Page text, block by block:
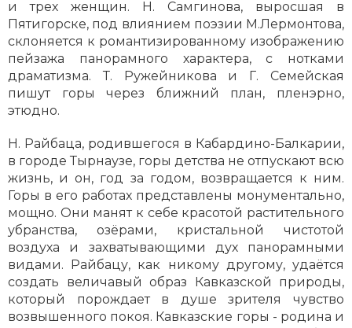
и трех женщин. Н. Самгинова, выросшая в
Пятигорске, под влиянием поэзии М.Лермонтова,
склоняется к романтизированному изображению
пейзажа панорамного характера, с нотками
драматизма. Т. Ружейникова и Г. Семейская
пишут горы через ближний план, пленэрно,
этюдно.
Н. Райбаца, родившегося в Кабардино-Балкарии,
в городе Тырнаузе, горы детства не отпускают всю
жизнь, и он, год за годом, возвращается к ним.
Горы в его работах представлены монументально,
мощно. Они манят к себе красотой растительного
убранства, озёрами, кристальной чистотой
воздуха и захватывающими дух панорамными
видами. Райбацу, как никому другому, удаётся
создать величавый образ Кавказской природы,
который порождает в душе зрителя чувство
возвышенного покоя. Кавказские горы - родина и